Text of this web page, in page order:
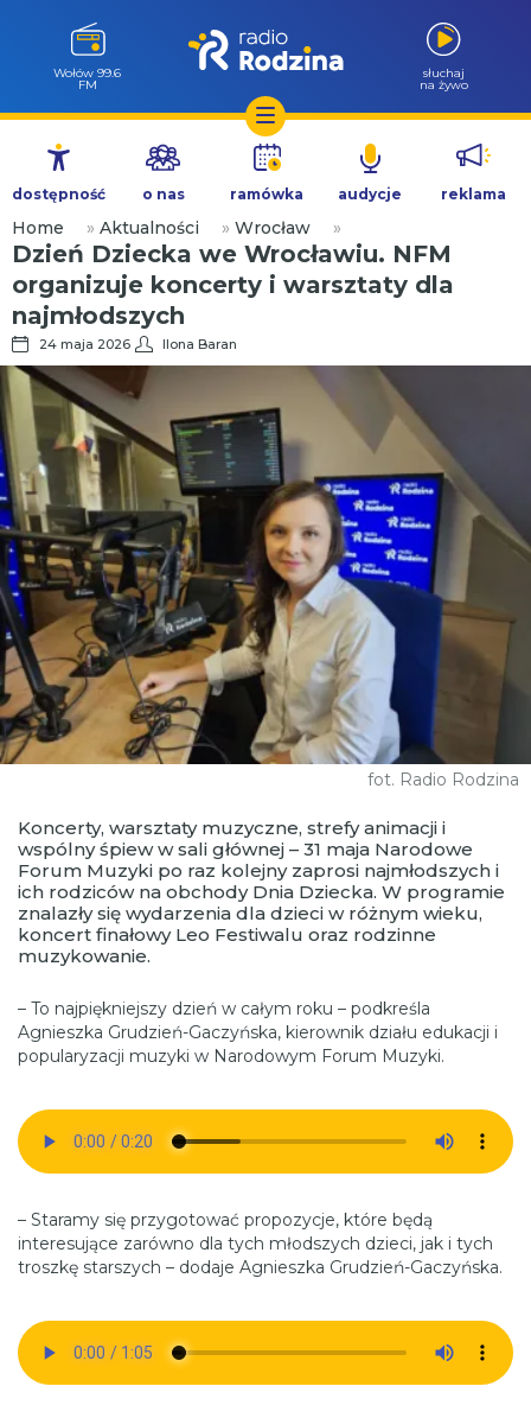
Przejdź
treści
Wołów 99.6
FM
słuchaj
na żywo
dostępność o nas ramówka audycje reklama
Home » Aktualności » Wrocław »
Dzień Dziecka we Wrocławiu. NFM
organizuje koncerty i warsztaty dla
najmłodszych
24 maja 2026 Ilona Baran
fot. Radio Rodzina
Koncerty, warsztaty muzyczne, strefy animacji i
wspólny śpiew w sali głównej – 31 maja Narodowe
Forum Muzyki po raz kolejny zaprosi najmłodszych i
ich rodziców na obchody Dnia Dziecka. W programie
znalazły się wydarzenia dla dzieci w różnym wieku,
koncert finałowy Leo Festiwalu oraz rodzinne
muzykowanie.
– To najpiękniejszy dzień w całym roku – podkreśla
Agnieszka Grudzień-Gaczyńska, kierownik działu edukacji i
popularyzacji muzyki w Narodowym Forum Muzyki.
– Staramy się przygotować propozycje, które będą
interesujące zarówno dla tych młodszych dzieci, jak i tych
troszkę starszych – dodaje Agnieszka Grudzień-Gaczyńska.